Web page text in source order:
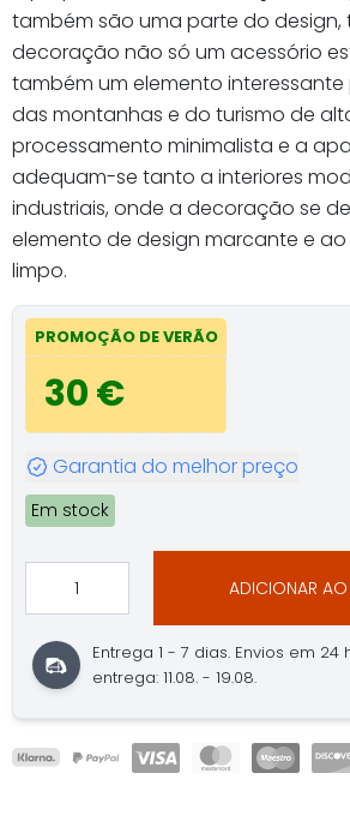
também são uma parte do design,
decoração não só um acessório
também um elemento
das montanhas e do turismo de
processamento minimalista e a
adequam-se tanto a interiores
industriais, onde a decoração se
elemento de design marcante e
limpo.
PROMOÇÃO DE VERÃO
30 €
Garantia do melhor preço
Em stock
ADICIONAR
Entrega 1 - 7 dias. Envios em 24
entrega: 11.08. - 19.08.